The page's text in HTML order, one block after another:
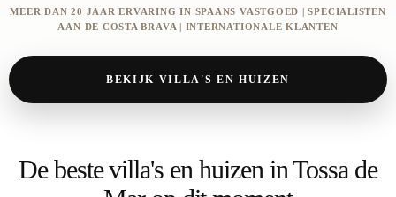
MEER DAN 20 JAAR ERVARING IN SPAANS VASTGOED | SPECIALISTEN
AAN DE COSTA BRAVA | INTERNATIONALE KLANTEN
BEKIJK VILLA'S EN HUIZEN
De beste villa's en huizen in Tossa de